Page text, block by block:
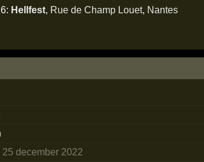
Hellfest, Rue de Champ Louet, Nantes
25 december 2022